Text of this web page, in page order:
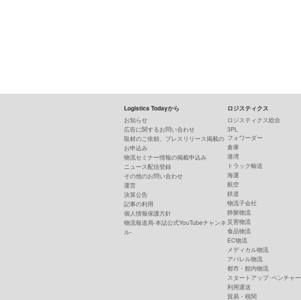
Logistics Todayから
お知らせ
広告に関するお問い合わせ
取材のご依頼、プレスリリース掲載の
お申込み
物流セミナー情報の掲載申込み
ニュース配信登録
その他のお問い合わせ
運営
決算公告
記事の利用
個人情報保護方針
物流報道局-本誌公式YouTubeチャンネ
ル-
ロジスティクス
ロジスティクス総合
3PL
フォワーダー
倉庫
港湾
トラック輸送
海運
航空
鉄道
物流子会社
静脈物流
災害物流
食品物流
EC物流
メディカル物流
アパレル物流
都市・館内物流
スタートアップ･ベンチャー
利用運送
貿易・税関